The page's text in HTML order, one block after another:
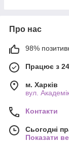
Про нас
98%
Працює з
м. Харків
вул.
Контакти
Сьогодні
Показати